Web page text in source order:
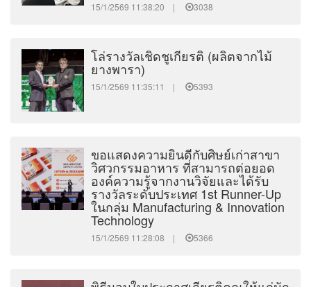
15/1/2569 11:38:20 | 3038
โล่รางวัลเชิดชูเกียรติ (ผลิตจากไม้
ยางพารา)
15/1/2569 11:35:11 | 5393
ขอแสดงความยินดีกับศิษย์เก่าสาขา
วิศวกรรมอาหาร ที่สามารถต่อยอด
องค์ความรู้จากงานวิจัยและได้รับ
รางวัลระดับประเทศ 1st Runner-Up
ในกลุ่ม Manufacturing & Innovation
Technology
15/1/2569 11:28:08 | 5366